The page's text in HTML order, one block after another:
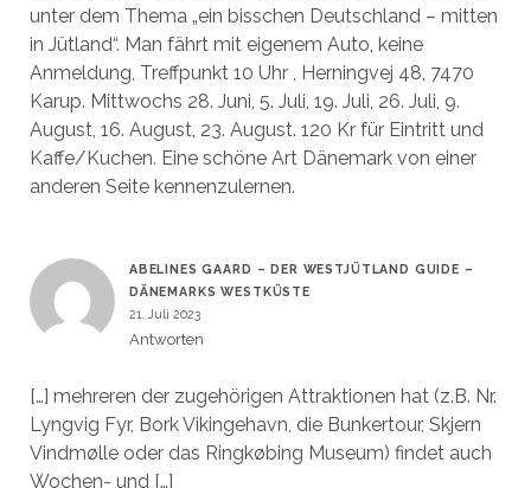
unter dem Thema „ein bisschen Deutschland – mitten
in Jütland“. Man fährt mit eigenem Auto, keine
Anmeldung, Treffpunkt 10 Uhr , Herningvej 48, 7470
Karup. Mittwochs 28. Juni, 5. Juli, 19. Juli, 26. Juli, 9.
August, 16. August, 23. August. 120 Kr für Eintritt und
Kaffe/Kuchen. Eine schöne Art Dänemark von einer
anderen Seite kennenzulernen.
ABELINES GAARD – DER WESTJÜTLAND GUIDE –
DÄNEMARKS WESTKÜSTE
21. Juli 2023
Antworten
[…] mehreren der zugehörigen Attraktionen hat (z.B. Nr.
Lyngvig Fyr, Bork Vikingehavn, die Bunkertour, Skjern
Vindmølle oder das Ringkøbing Museum) findet auch
Wochen- und […]